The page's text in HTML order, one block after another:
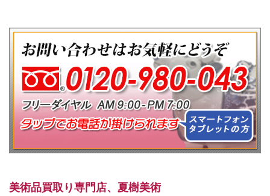
美術品買取り専門店、夏樹美術